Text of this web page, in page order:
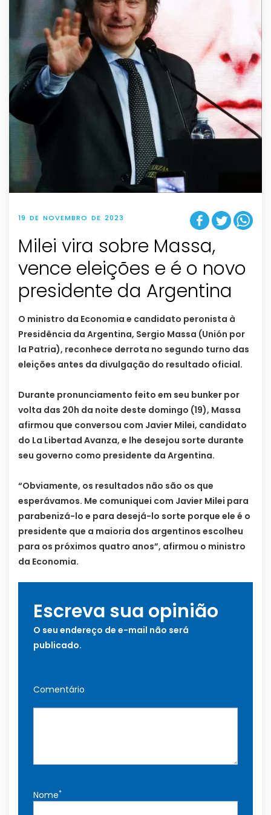
19 DE NOVEMBRO DE 2023
Milei vira sobre Massa,
vence eleições e é o novo
presidente da Argentina
O ministro da Economia e candidato peronista à
Presidência da Argentina, Sergio Massa (Unión por
la Patria), reconhece derrota no segundo turno das
eleições antes da divulgação do resultado oficial.
Durante pronunciamento feito em seu bunker por
volta das 20h da noite deste domingo (19), Massa
afirmou que conversou com Javier Milei, candidato
do La Libertad Avanza, e lhe desejou sorte durante
seu governo como presidente da Argentina.
“Obviamente, os resultados não são os que
esperávamos. Me comuniquei com Javier Milei para
parabenizá-lo e para desejá-lo sorte porque ele é o
presidente que a maioria dos argentinos escolheu
para os próximos quatro anos”, afirmou o ministro
da Economia.
Escreva sua opinião
O seu endereço de e-mail não será
publicado.
Comentário
Nome*